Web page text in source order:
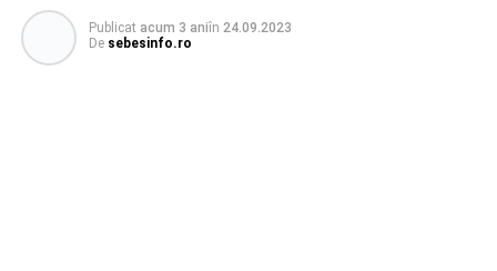
Publicat acum 3 aniîn 24.09.2023
De sebesinfo.ro